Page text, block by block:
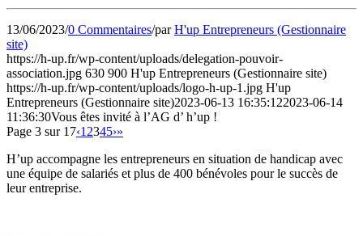
13/06/2023/0 Commentaires/parH'up Entrepreneurs (Gestionnaire
site)
https://h-up.fr/wp-content/uploads/delegation-pouvoir-
association.jpg 630 900 H'up Entrepreneurs (Gestionnaire site)
https://h-up.fr/wp-content/uploads/logo-h-up-1.jpg H'up
Entrepreneurs (Gestionnaire site)2023-06-13 16:35:122023-06-14
11:36:30Vous êtes invité à l’AG d’ h’up !
Page 3 sur 17‹1 2345›»
H’up accompagne​​ les entrepreneurs en situation de handicap avec
une équipe de salariés et plus de 400 bénévoles pour le succès de
leur entreprise.